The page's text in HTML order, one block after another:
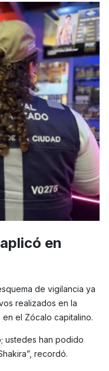
en
de vigilancia ya
realizados en la
el Zócalo capitalino.
ustedes han podido
recordó.